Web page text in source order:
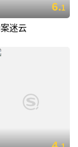
6.1
迷云